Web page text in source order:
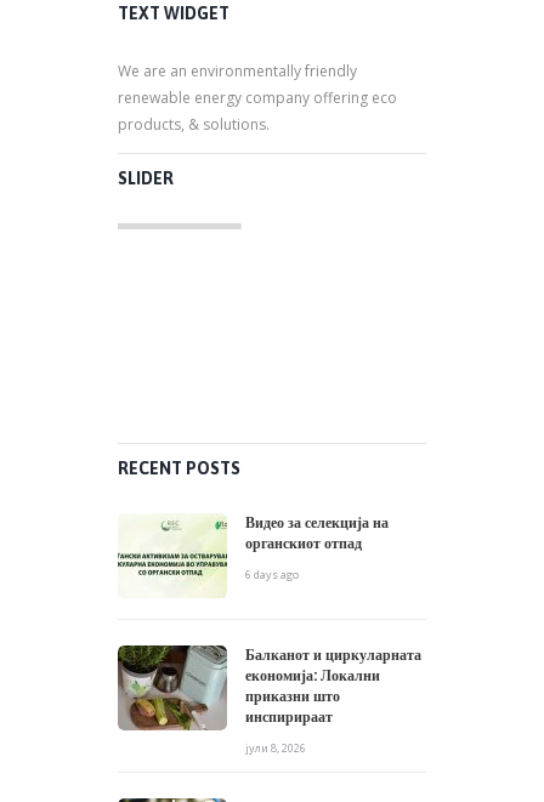
TEXT WIDGET
We are an environmentally friendly
renewable energy company offering eco
products, & solutions.
SLIDER
RECENT POSTS
Видео за селекција на
органскиот отпад
6 days ago
Балканот и циркуларната
економија: Локални
приказни што
инспирираат
јули 8, 2026